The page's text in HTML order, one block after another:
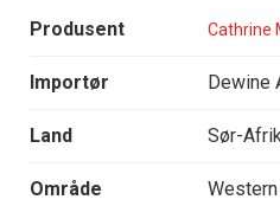
Produsent Cathrine
Importør Dewine
Land Sør-
Område Western